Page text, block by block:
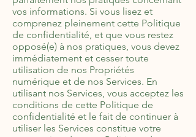
vos informations. Si vous lisez et
comprenez pleinement cette Politique
de confidentialité, et que vous restez
opposé(e) à nos pratiques, vous devez
immédiatement et cesser toute
utilisation de nos Propriétés
numérique et de nos Services. En
utilisant nos Services, vous acceptez les
conditions de cette Politique de
confidentialité et le fait de continuer à
utiliser les Services constitue votre